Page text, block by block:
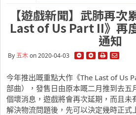
【遊戲新聞】武肺再
Last of Us Part II》再
通知
By五木on 2020-04-03
今年推出嘅重點大作《The Last of Us
部曲），發售日由原本嘅二月推到去五
個壞消息，遊戲將會再次延期，而且未
解決物流問題後，先可以決定幾時正式